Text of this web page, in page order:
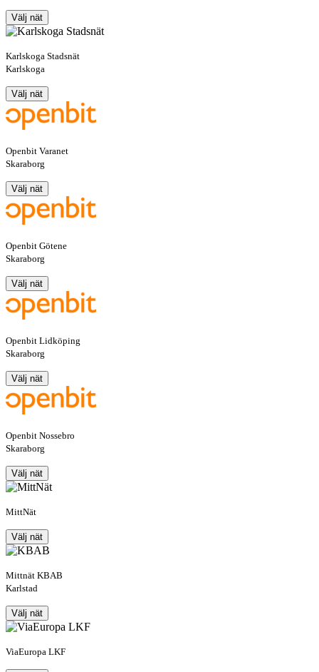
Välj nät
Karlskoga Stadsnät
Karlskoga
Välj nät
Openbit Varanet
Skaraborg
Välj nät
Openbit Götene
Skaraborg
Välj nät
Openbit Lidköping
Skaraborg
Välj nät
Openbit Nossebro
Skaraborg
Välj nät
MittNät
Välj nät
Mittnät KBAB
Karlstad
Välj nät
ViaEuropa LKF